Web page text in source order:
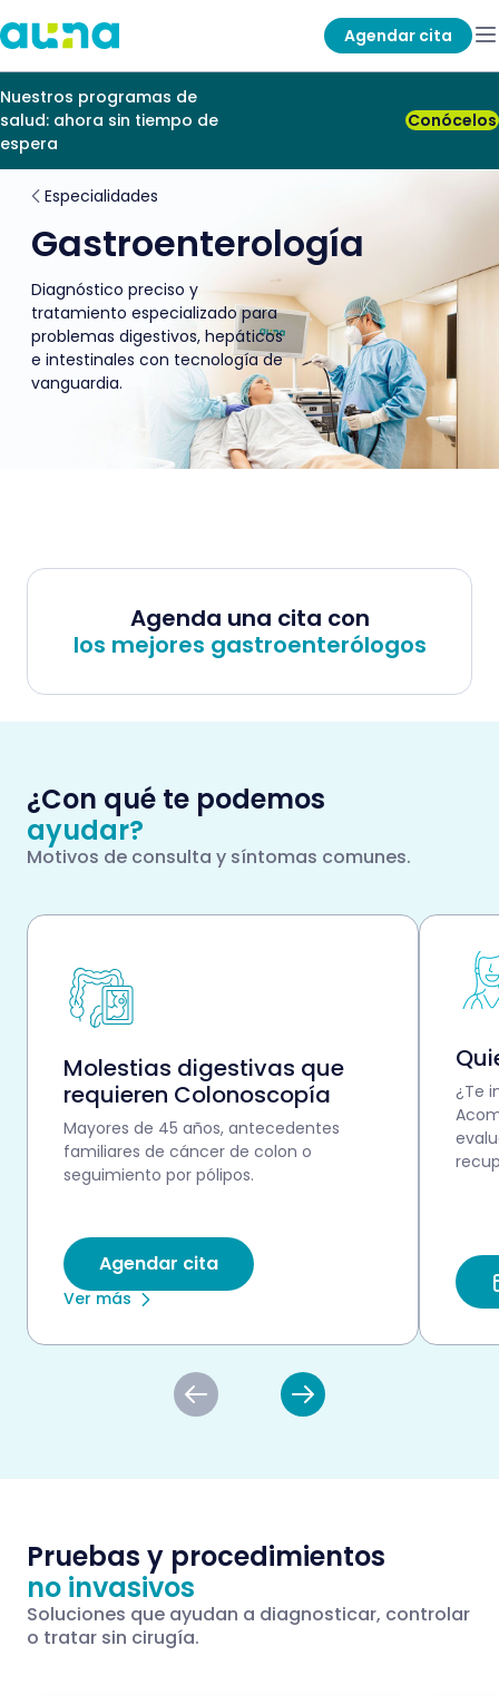
Agendar cita
Nuestros programas de
salud: ahora sin tiempo de
espera
Conócelos
Especialidades
Gastroenterología
Diagnóstico preciso y
tratamiento especializado para
problemas digestivos, hepáticos
e intestinales con tecnología de
vanguardia.
Agenda una cita con
los mejores gastroenterólogos
¿Con qué te podemos
ayudar?
Motivos de consulta y síntomas comunes.
Molestias digestivas que
requieren Colonoscopía
Mayores de 45 años, antecedentes
familiares de cáncer de colon o
seguimiento por pólipos.
Agendar cita
Ver más
¿Te
Pruebas y procedimientos
no invasivos
Soluciones que ayudan a diagnosticar, controlar
o tratar sin cirugía.